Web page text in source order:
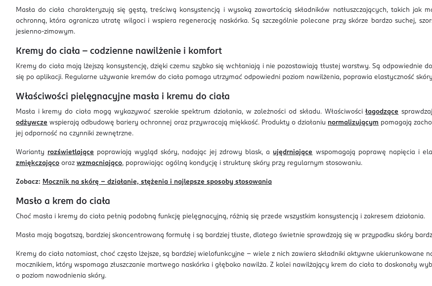
Masła do ciała charakteryzują się gęstą, treściwą konsystencją i wysoką zawartością składników natłuszczających, takich jak
ochronną, która ogranicza utratę wilgoci i wspiera regenerację naskórka. Są szczególnie polecane przy skórze bardzo suchej,
jesienno-zimowym.
Kremy do ciała – codzienne nawilżenie i komfort
Kremy do ciała mają lżejszą konsystencję, dzięki czemu szybko się wchłaniają i nie pozostawiają tłustej warstwy. Są odpowiednie
się po aplikacji. Regularne używanie kremów do ciała pomaga utrzymać odpowiedni poziom nawilżenia, poprawia elastyczność
Właściwości pielęgnacyjne masła i kremu do ciała
Masła i kremy do ciała mogą wykazywać szerokie spektrum działania, w zależności od składu. Właściwościłagodzące
odżywcze wspierają odbudowę bariery ochronnej oraz przywracają miękkość. Produkty o działaniu normalizującym pomagają
jej odporność na czynniki zewnętrzne.
Warianty rozświetlające poprawiają wygląd skóry, nadając jej zdrowy blask, a ujędrniające wspomagają poprawę napięcia i
zmiękczająco oraz wzmacniająco, poprawiając ogólną kondycję i strukturę skóry przy regularnym stosowaniu.
Zobacz: Mocznik na skórę – działanie, stężenia i najlepsze sposoby stosowania
Masło a krem do ciała
Choć masła i kremy do ciała pełnią podobną funkcję pielęgnacyjną, różnią się przede wszystkim konsystencją i zakresem działania.
Masła mają bogatszą, bardziej skoncentrowaną formułę i są bardziej tłuste, dlatego świetnie sprawdzają się w przypadku skóry
Kremy do ciała natomiast, choć często lżejsze, są bardziej wielofunkcyjne – wiele z nich zawiera składniki aktywne ukierunkowane
mocznikiem, który wspomaga złuszczanie martwego naskórka i głęboko nawilża. Z kolei nawilżający krem do ciała to doskonały
o poziom nawodnienia skóry.